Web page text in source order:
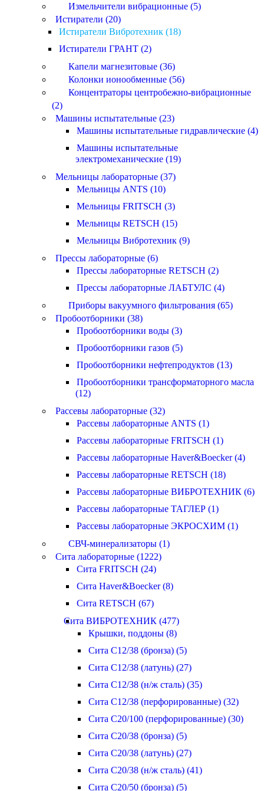
Измельчители вибрационные (5)
Истиратели (20)
Истиратели Вибротехник (18)
Истиратели ГРАНТ (2)
Капели магнезитовые (36)
Колонки ионообменные (56)
Концентраторы центробежно-вибрационные
(2)
Машины испытательные (23)
Машины испытательные гидравлические (4)
Машины испытательные
электромеханические (19)
Мельницы лабораторные (37)
Мельницы ANTS (10)
Мельницы FRITSCH (3)
Мельницы RETSCH (15)
Мельницы Вибротехник (9)
Прессы лабораторные (6)
Прессы лабораторные RETSCH (2)
Прессы лабораторные ЛАБТУЛС (4)
Приборы вакуумного фильтрования (65)
Пробоотборники (38)
Пробоотборники воды (3)
Пробоотборники газов (5)
Пробоотборники нефтепродуктов (13)
Пробоотборники трансформаторного масла
(12)
Рассевы лабораторные (32)
Рассевы лабораторные ANTS (1)
Рассевы лабораторные FRITSCH (1)
Рассевы лабораторные Haver&Boecker (4)
Рассевы лабораторные RETSCH (18)
Рассевы лабораторные ВИБРОТЕХНИК (6)
Рассевы лабораторные ТАГЛЕР (1)
Рассевы лабораторные ЭКРОСХИМ (1)
СВЧ-минерализаторы (1)
Сита лабораторные (1222)
Сита FRITSCH (24)
Сита Haver&Boecker (8)
Сита RETSCH (67)
Сита ВИБРОТЕХНИК (477)
Крышки, поддоны (8)
Сита С12/38 (бронза) (5)
Сита С12/38 (латунь) (27)
Сита С12/38 (н/ж сталь) (35)
Сита С12/38 (перфорированные) (32)
Сита С20/100 (перфорированные) (30)
Сита С20/38 (бронза) (5)
Сита С20/38 (латунь) (27)
Сита С20/38 (н/ж сталь) (41)
Сита С20/50 (бронза) (5)